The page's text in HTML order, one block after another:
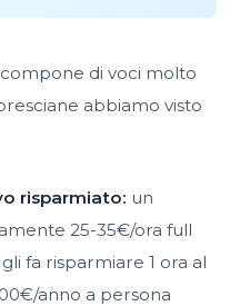
di voci molto
abbiamo visto
risparmiato: un
25-35€/ora full
fa risparmiare 1 ora al
anno a persona